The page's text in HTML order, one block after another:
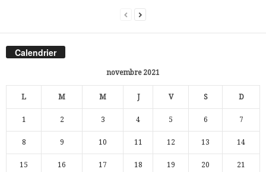
Calendrier
novembre 2021
L M M J V S D
1 2 3 4 5 6 7
8 9 10 11 12 13 14
15 16 17 18 19 20 21